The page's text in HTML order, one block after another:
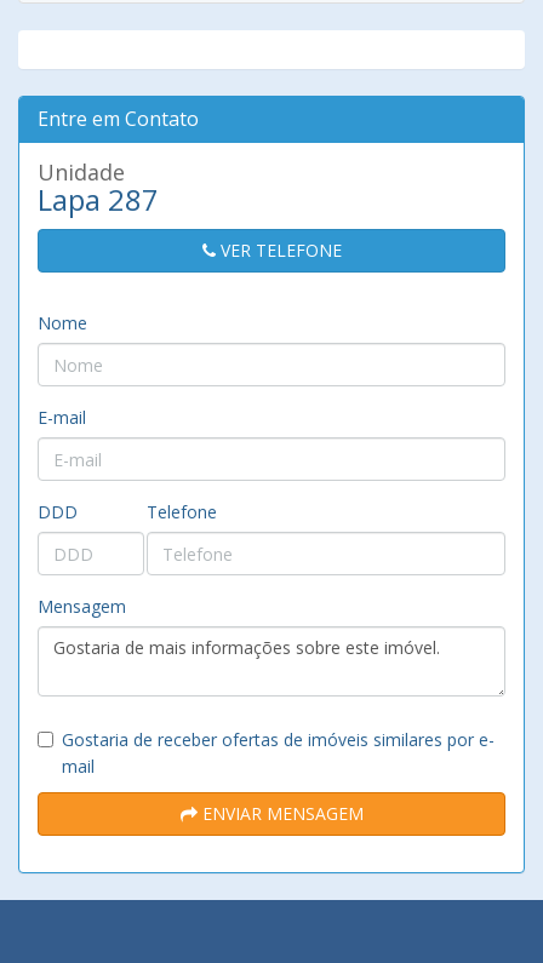
Entre em Contato
Unidade
Lapa 287
VER TELEFONE
Nome
E-mail
DDD Telefone
Mensagem
Gostaria de receber ofertas de imóveis similares por e-
mail
ENVIAR MENSAGEM